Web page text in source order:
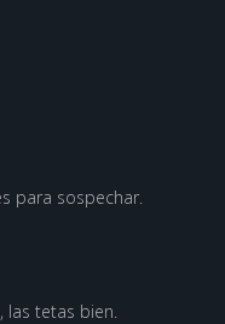
para sospechar.
tetas bien.